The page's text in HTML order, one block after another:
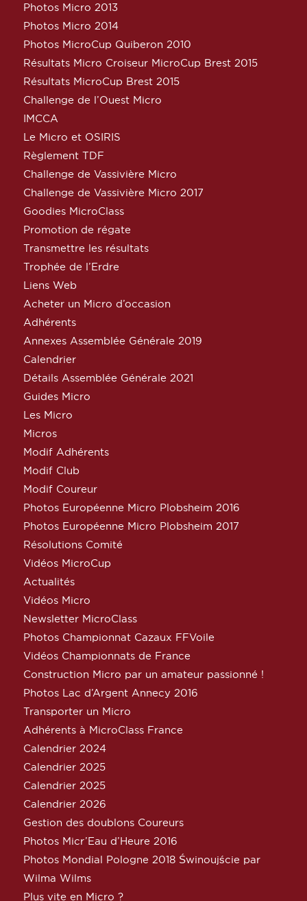
Photos Micro 2013
Photos Micro 2014
Photos MicroCup Quiberon 2010
Résultats Micro Croiseur MicroCup Brest 2015
Résultats MicroCup Brest 2015
Challenge de l’Ouest Micro
IMCCA
Le Micro et OSIRIS
Règlement TDF
Challenge de Vassivière Micro
Challenge de Vassivière Micro 2017
Goodies MicroClass
Promotion de régate
Transmettre les résultats
Trophée de l’Erdre
Liens Web
Acheter un Micro d’occasion
Adhérents
Annexes Assemblée Générale 2019
Calendrier
Détails Assemblée Générale 2021
Guides Micro
Les Micro
Micros
Modif Adhérents
Modif Club
Modif Coureur
Photos Européenne Micro Plobsheim 2016
Photos Européenne Micro Plobsheim 2017
Résolutions Comité
Vidéos MicroCup
Actualités
Vidéos Micro
Newsletter MicroClass
Photos Championnat Cazaux FFVoile
Vidéos Championnats de France
Construction Micro par un amateur passionné !
Photos Lac d’Argent Annecy 2016
Transporter un Micro
Adhérents à MicroClass France
Calendrier 2024
Calendrier 2025
Calendrier 2025
Calendrier 2026
Gestion des doublons Coureurs
Photos Micr’Eau d’Heure 2016
Photos Mondial Pologne 2018 Świnoujście par
Wilma Wilms
Plus vite en Micro ?